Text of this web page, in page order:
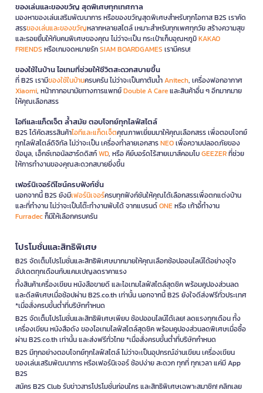
ของเล่นและของขวัญ สุดพิเศษทุกเทศกาล
มองหาของเล่นเสริมพัฒนาการ หรือของขวัญสุดพิเศษสำหรับทุกโอกาส B2S เราคัด
สรรของเล่นและของขวัญหลากหลายสไตล์ เหมาะสำหรับทุกเพศทุกวัย สร้างความสุข
และรอยยิ้มให้กับคนพิเศษของคุณ ไม่ว่าจะเป็น กระเป๋าเก็บอุณหภูมิKAKAO
FRIENDS หรือเกมจดหมายรักSIAM BOARDGAMES เรามีครบ!
ของใช้ในบ้าน ไอเทมที่ช่วยให้ชีวิตสะดวกสบายขึ้น
ที่ B2S เรามีของใช้ในบ้านครบครัน ไม่ว่าจะเป็นกาต้มน้ำAnitech, เครื่องฟอกอากาศ
Xiaomi, หน้ากากอนามัยทางการแพทย์Double A Careและสินค้าอื่น ๆ อีกมากมาย
ให้คุณเลือกสรร
ไอทีและแก็ดเจ็ต ล้ำสมัย ตอบโจทย์ทุกไลฟ์สไตล์
B2S ได้คัดสรรสินค้าไอทีและแก็ดเจ็ตคุณภาพเยี่ยมมาให้คุณเลือกสรร เพื่อตอบโจทย์
ทุกไลฟ์สไตล์ดิจิทัล ไม่ว่าจะเป็น เครื่องทำลายเอกสารNEOเพื่อความปลอดภัยของ
ข้อมูล, เอ็กซ์เทอนัลฮาร์ดดิสก์WD, หรือ คีย์บอร์ดไร้สายเมาส์คอมโบGEEZERที่ช่วย
ให้การทำงานของคุณสะดวกสบายยิ่งขึ้น
เฟอร์นิเจอร์ดีไซน์ครบฟังก์ชั่น
นอกจากนี้ B2S ยังมีเฟอร์นิเจอร์ครบทุกฟังก์ชันให้คุณได้เลือกสรรเพื่อตกแต่งบ้าน
และที่ทำงาน ไม่ว่าจะเป็นโต๊ะทำงานพับได้ จากแบรนด์ONEหรือ เก้าอี้ทำงาน
Furradecก็มีให้เลือกครบครัน
โปรโมชั่นและสิทธิพิเศษ
B2S จัดเต็มโปรโมชั่นและสิทธิพิเศษมากมายให้คุณเลือกช้อปออนไลน์ได้อย่างจุใจ
อัปเดตทุกเดือนกับแคมเปญลดราคาแรง
ทั้งสินค้าเครื่องเขียน หนังสือขายดี และไอเทมไลฟ์สไตล์สุดชิค พร้อมคูปองส่วนลด
และดีลพิเศษเมื่อช้อปผ่าน B2S.co.th เท่านั้น นอกจากนี้ B2S ยังใจดีส่งฟรีทั่วประเทศ
*เมื่อสั่งครบขั้นต่ำที่บริษัทกำหนด
B2S จัดเต็มโปรโมชั่นและสิทธิพิเศษเพียบ ช้อปออนไลน์ได้เลย! ลดแรงทุกเดือน ทั้ง
เครื่องเขียน หนังสือดัง ของไอเทมไลฟ์สไตล์สุดชิค พร้อมคูปองส่วนลดพิเศษเมื่อซื้อ
ผ่าน B2S.co.th เท่านั้น และส่งฟรีทั่วไทย *เมื่อสั่งครบขั้นต่ำที่บริษัทกำหนด
B2S มีทุกอย่างตอบโจทย์ทุกไลฟ์สไตล์ ไม่ว่าจะเป็นอุปกรณ์อ่านเขียน เครื่องเขียน
ของเล่นเสริมพัฒนาการ หรือเฟอร์นิเจอร์ ช้อปง่าย สะดวก ทุกที่ ทุกเวลา แค่มี App
B2S
สมัคร B2S Club รับข่าวสารโปรโมชั่นก่อนใคร และสิทธิพิเศษเฉพาะสมาชิก! คลิกเลย